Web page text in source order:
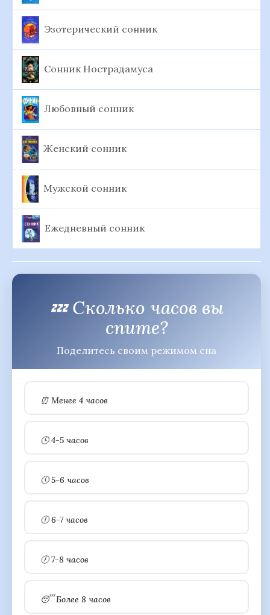
Эзотерический сонник
Сонник Нострадамуса
Любовный сонник
Женский сонник
Мужской сонник
Ежедневный сонник
💤 Сколько часов вы
спите?
Поделитесь своим режимом сна
⏰ Менее 4 часов
🕓 4-5 часов
🕔 5-6 часов
🕕 6-7 часов
🕖 7-8 часов
😴 Более 8 часов